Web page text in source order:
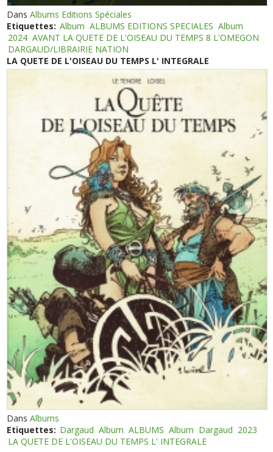
DansAlbums Editions Spéciales
Etiquettes: Album ALBUMS EDITIONS SPECIALES Album
2024 AVANT LA QUETE DE L'OISEAU DU TEMPS 8 L'OMEGON
DARGAUD/LIBRAIRIE NATION
LA QUETE DE L'OISEAU DU TEMPS L' INTEGRALE
DansAlbums
Etiquettes: Dargaud Album ALBUMS Album Dargaud 2023
LA QUETE DE L'OISEAU DU TEMPS L' INTEGRALE